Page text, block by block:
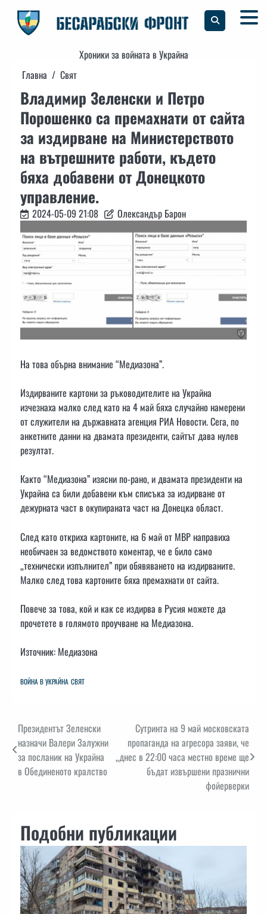
content
Хроники за войната в Украйна
Главна
Свят
Владимир Зеленски и Петро
Порошенко са премахнати от сайта
за издирване на Министерството
на вътрешните работи, където
бяха добавени от Донецкото
управление.
2024-05-09 21:08 Олександър Барон
На това обърна внимание “Медиазона”.
Издирваните картони за ръководителите на Украйна
изчезнаха малко след като на 4 май бяха случайно намерени
от служители на държавната агенция РИА Новости. Сега, по
анкетните данни на двамата президенти, сайтът дава нулев
резултат.
Както “Медиазона” изясни по-рано, и двамата президенти на
Украйна са били добавени към списъка за издирване от
дежурната част в окупираната част на Донецка област.
След като откриха картоните, на 6 май от МВР направиха
необичаен за ведомството коментар, че е било само
„технически изпълнител” при обявяването на издирваните.
Малко след това картоните бяха премахнати от сайта.
Повече за това, кой и как се издирва в Русия можете да
прочетете в голямото проучване на Медиазона.
Източник: Медиазона
ВОЙНА В УКРАЙНА СВЯТ
Навигация
Президентът Зеленски
назначи Валери Залужни
за посланик на Украйна
в Обединеното кралство
Сутринта на 9 май московската
пропаганда на агресора заяви, че
„днес в 22:00 часа местно време ще
бъдат извършени празнични
фойерверки
Подобни публикации